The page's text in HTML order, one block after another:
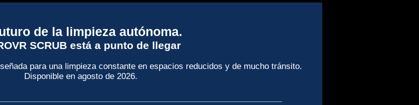
de la limpieza autónoma.
SCRUB está a punto de llegar
para una limpieza constante en espacios reducidos y de mucho tránsito.
Disponible en agosto de 2026.